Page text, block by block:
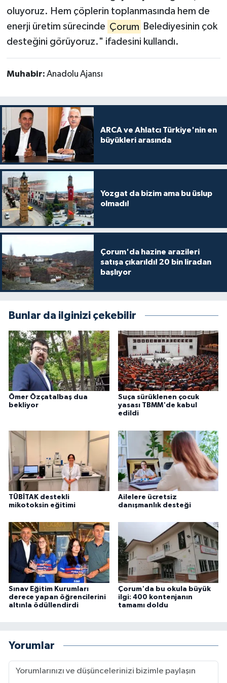
oluyoruz. Hem çöplerin toplanmasında hem de
enerji üretim sürecinde Çorum Belediyesinin çok
desteğini görüyoruz." ifadesini kullandı.
Muhabir: Anadolu Ajansı
ARCA ve Ahlatcı Türkiye'nin en
büyükleri arasında
Yozgat da bizim ama bu üslup
olmadı!
Çorum'da hazine arazileri
satışa çıkarıldı! 20 bin liradan
başlıyor
Bunlar da ilginizi çekebilir
Ömer Özçatalbaş dua
bekliyor
Suça sürüklenen çocuk
yasası TBMM'de kabul
edildi
TÜBİTAK destekli
mikotoksin eğitimi
Ailelere ücretsiz
danışmanlık desteği
Sınav Eğitim Kurumları
derece yapan öğrencilerini
altınla ödüllendirdi
Çorum'da bu okula büyük
ilgi: 400 kontenjanın
tamamı doldu
Yorumlar